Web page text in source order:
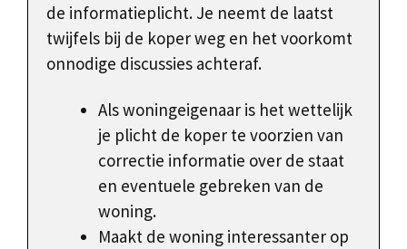
de informatieplicht. Je neemt de laatst
twijfels bij de koper weg en het voorkomt
onnodige discussies achteraf.
Als woningeigenaar is het wettelijk
je plicht de koper te voorzien van
correctie informatie over de staat
en eventuele gebreken van de
woning.
Maakt de woning interessanter op